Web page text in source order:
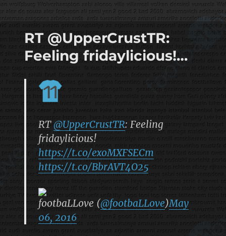
footbaLLove
RT @UpperCrustTR:
Feeling fridaylicious!…
RT @UpperCrustTR: Feeling
fridaylicious!
https://t.co/exoMXFSECm
https://t.co/BbrAVT4O25
footbaLLove (@footbaLLove)May
06, 2016